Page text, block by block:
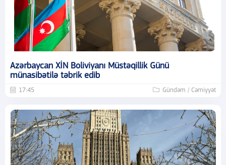
Azərbaycan XİN Boliviyanı Müstəqillik Günü
münasibətilə təbrik edib
17:45 Gündəm / Cəmiyyət